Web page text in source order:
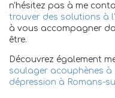
n'hésitez pas à me
trouver des solutions à
à vous accompagner
être.
Découvrez également
soulager acouphènes à
dépression à Romans-